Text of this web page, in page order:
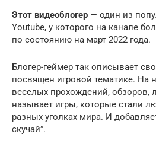
Этот видеоблогер — один из
Youtube, у которого на канале
по состоянию на март 2022 года.
Блогер-геймер так описывает
посвящен игровой тематике. На
веселых прохождений, обзоров,
называет игры, которые стали
разных уголках мира. И
скучай”.